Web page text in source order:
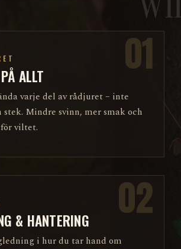
01
ALLT
varje del av rådjuret – inte
stek. Mindre svinn, mer smak och
viltet.
02
& HANTERING
i hur du tar hand om